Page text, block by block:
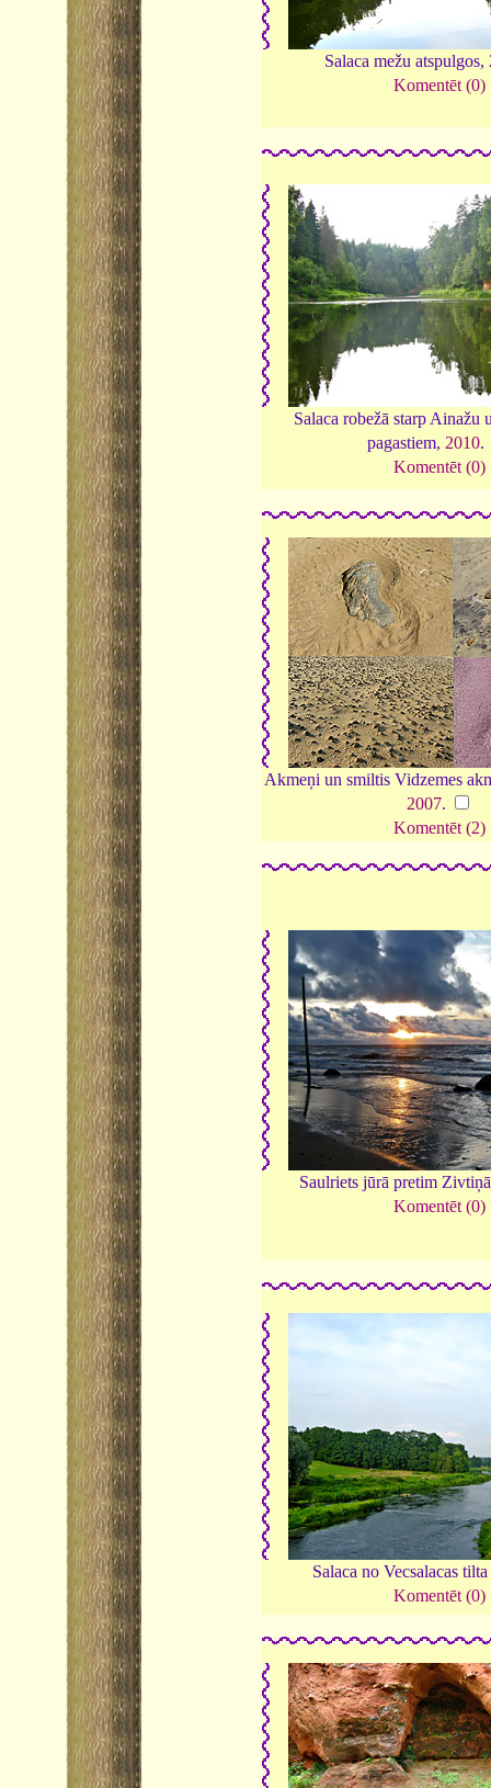
Salaca mežu atspulgos,
Komentēt (0)
Salaca robežā starp Ainažu
pagastiem, 2010.
Komentēt (0)
Akmeņi un smiltis Vidzemes
2007.
Komentēt (2)
Saulriets jūrā pretim
Komentēt (0)
Salaca no Vecsalacas
Komentēt (0)